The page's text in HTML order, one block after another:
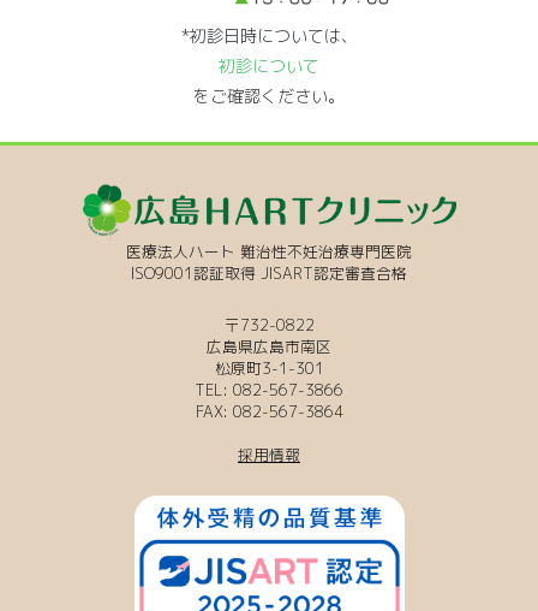
*初診日時については、
初診について
をご確認ください。
医療法人ハート 難治性不妊治療専門医院
ISO9001認証取得 JISART認定審査合格
〒732-0822
広島県広島市南区
松原町3-1-301
TEL: 082-567-3866
FAX: 082-567-3864
採用情報